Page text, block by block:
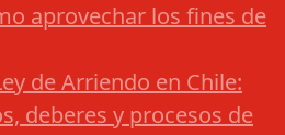
aprovechar los fines de
de Arriendo en Chile:
deberes y procesos de